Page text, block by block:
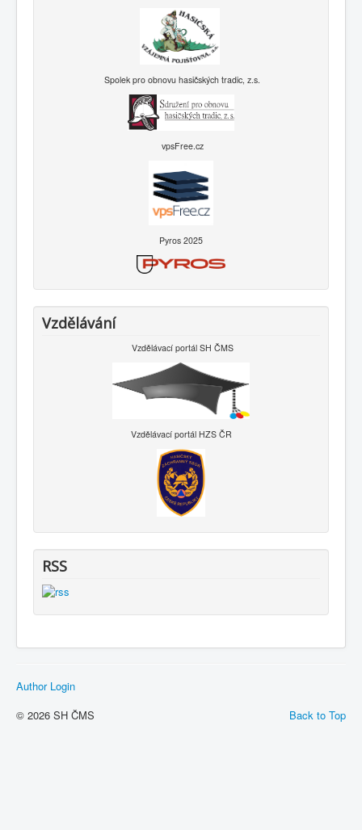
Spolek pro obnovu hasičských tradic, z.s.
vpsFree.cz
Pyros 2025
Vzdělávání
Vzdělávací portál SH ČMS
Vzdělávací portál HZS ČR
RSS
Author Login
Back to Top
© 2026 SH ČMS